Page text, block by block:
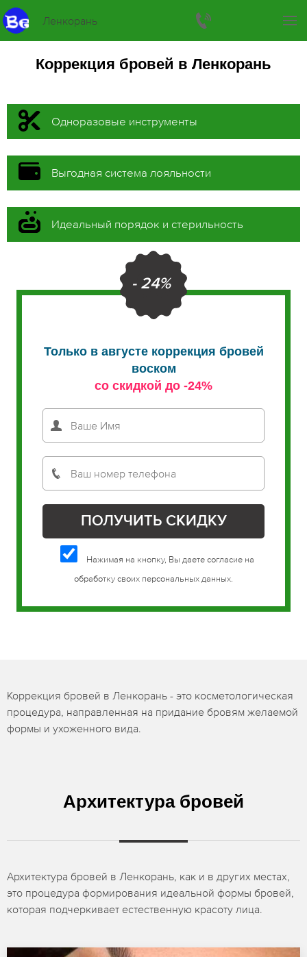
Ленкорань
Коррекция бровей в Ленкорань
Одноразовые инструменты
Выгодная система лояльности
Идеальный порядок и стерильность
- 24%
Только в августе коррекция бровей
воском
со скидкой до -24%
Нажимая на кнопку, Вы даете согласие на
обработку своих персональных данных.
Коррекция бровей в Ленкорань - это косметологическая
процедура, направленная на придание бровям желаемой
формы и ухоженного вида.
Архитектура бровей
Архитектура бровей в Ленкорань, как и в других местах,
это процедура формирования идеальной формы бровей,
которая подчеркивает естественную красоту лица.